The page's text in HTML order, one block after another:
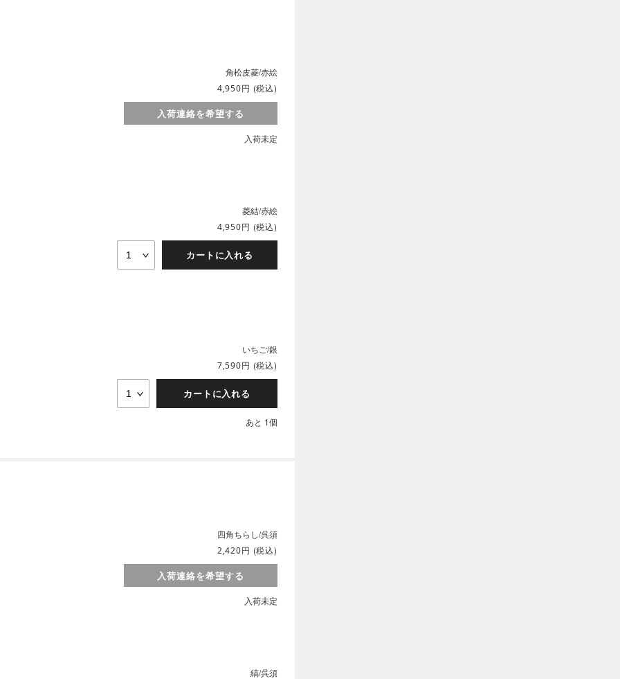
角松皮菱/赤絵
4,950円 (税込)
入荷連絡を希望する
入荷未定
菱結/赤絵
4,950円 (税込)
カートに入れる
いちご/銀
7,590円 (税込)
カートに入れる
あと 1個
四角ちらし/呉須
2,420円 (税込)
入荷連絡を希望する
入荷未定
縞/呉須